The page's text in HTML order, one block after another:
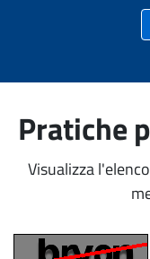
Pratiche
Visualizza